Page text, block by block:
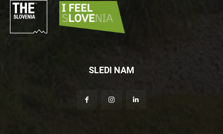
SLEDI NAM